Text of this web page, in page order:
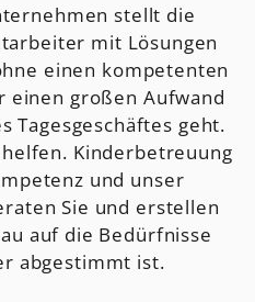
stellt die
mit Lösungen
einen kompetenten
großen Aufwand
Tagesgeschäftes geht.
Kinderbetreuung
und unser
Sie und erstellen
auf die Bedürfnisse
abgestimmt ist.